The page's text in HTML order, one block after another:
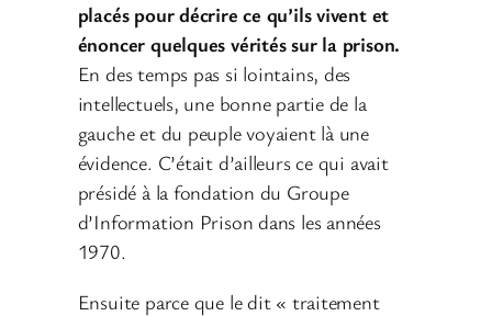
placés pour décrire ce qu’ils vivent et
énoncer quelques vérités sur la prison.
En des temps pas si lointains, des
intellectuels, une bonne partie de la
gauche et du peuple voyaient là une
évidence. C’était d’ailleurs ce qui avait
présidé à la fondation du Groupe
d’Information Prison dans les années
1970.
Ensuite parce que le dit « traitement